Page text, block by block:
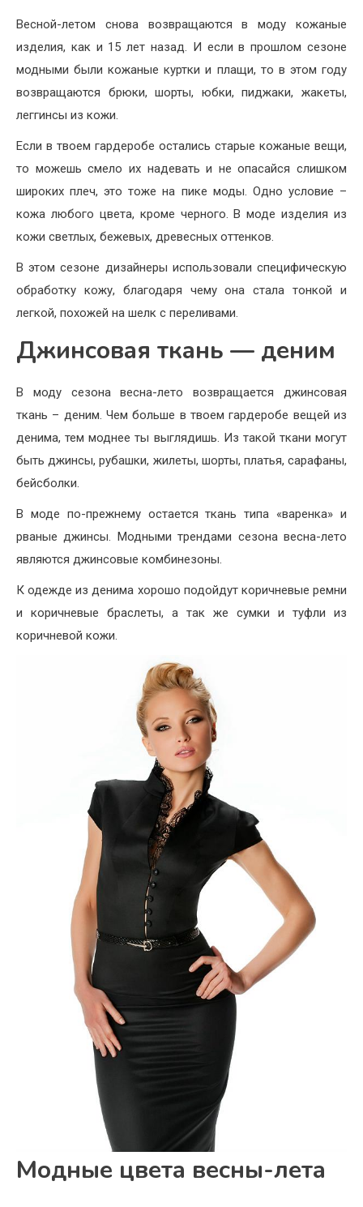
Весной-летом снова возвращаются в моду кожаные
изделия, как и 15 лет назад. И если в прошлом сезоне
модными были кожаные куртки и плащи, то в этом году
возвращаются брюки, шорты, юбки, пиджаки, жакеты,
леггинсы из кожи.
Если в твоем гардеробе остались старые кожаные вещи,
то можешь смело их надевать и не опасайся слишком
широких плеч, это тоже на пике моды. Одно условие –
кожа любого цвета, кроме черного. В моде изделия из
кожи светлых, бежевых, древесных оттенков.
В этом сезоне дизайнеры использовали специфическую
обработку кожу, благодаря чему она стала тонкой и
легкой, похожей на шелк с переливами.
Джинсовая ткань — деним
В моду сезона весна-лето возвращается джинсовая
ткань – деним. Чем больше в твоем гардеробе вещей из
денима, тем моднее ты выглядишь. Из такой ткани могут
быть джинсы, рубашки, жилеты, шорты, платья, сарафаны,
бейсболки.
В моде по-прежнему остается ткань типа «варенка» и
рваные джинсы. Модными трендами сезона весна-лето
являются джинсовые комбинезоны.
К одежде из денима хорошо подойдут коричневые ремни
и коричневые браслеты, а так же сумки и туфли из
коричневой кожи.
Модные цвета весны-лета